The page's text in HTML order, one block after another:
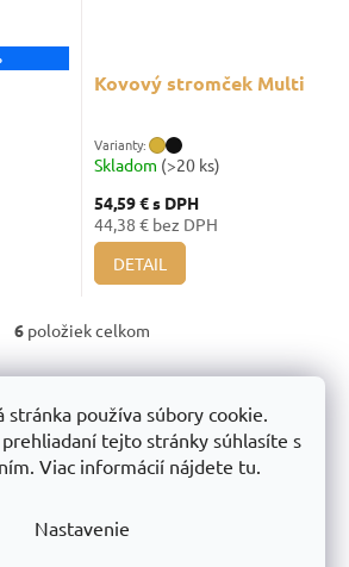
stránka používa súbory cookie.
tejto stránky súhlasíte s
Viac informácií nájdete tu.
Nastavenie
Kovový stromček Multi
Skladom (>20 ks)
54,59 €s DPH
44,38 € bez DPH
DETAIL
O
l
d
a
c
i
p
r
6 položiek celkom
Zameranie,
Vykonávame
zameranie, montáže
Všetko skladom